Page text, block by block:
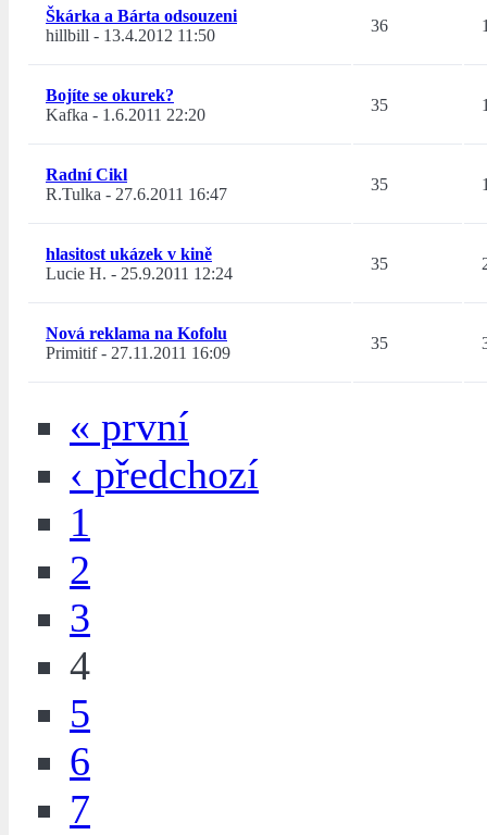
Škárka a Bárta odsouzeni
hillbill - 13.4.2012 11:50
36
Bojíte se okurek?
Kafka - 1.6.2011 22:20
35
Radní Cikl
R.Tulka - 27.6.2011 16:47
35
hlasitost ukázek v kině
Lucie H. - 25.9.2011 12:24
35
Nová reklama na Kofolu
Primitif- 27.11.2011 16:09
35
« první
‹ předchozí
1
2
3
4
5
6
7